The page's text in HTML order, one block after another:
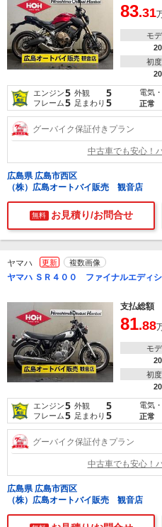
83.31
モ
初
エンジン5 外観 5
フレーム5 足まわり 5
電気
正常
グーバイク保証付きプラン
中古車でも安心！
広島県 広島市西区
（株）広島オートバイ販売 観音店
無料 お見積り/お問合せ
ヤマハ 更新 複数画像
ヤマハ ＳＲ４００ ファイナルエディ
支払総額
81.88
モ
初
エンジン5 外観 5
フレーム5 足まわり 5
電気
正常
グーバイク保証付きプラン
中古車でも安心！
広島県 広島市西区
（株）広島オートバイ販売 観音店